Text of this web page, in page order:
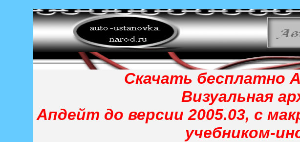
Скачать бесплатно
Визуальная
Апдейт до версии 2005.03, с
учебником-